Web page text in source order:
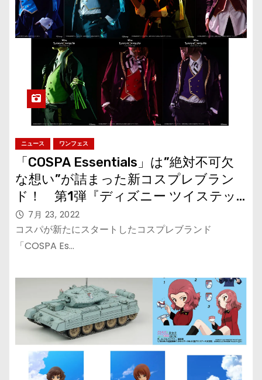
ニュース ワンフェス
「COSPA Essentials」は”絶対不可欠
な想い”が詰まった新コスプレブラン
ド！ 第1弾『ディズニー ツイステッ
ドワンダーランド』はワンフェスでも
展示！
7月 23, 2022
コスパが新たにスタートしたコスプレブランド
「COSPA Es…